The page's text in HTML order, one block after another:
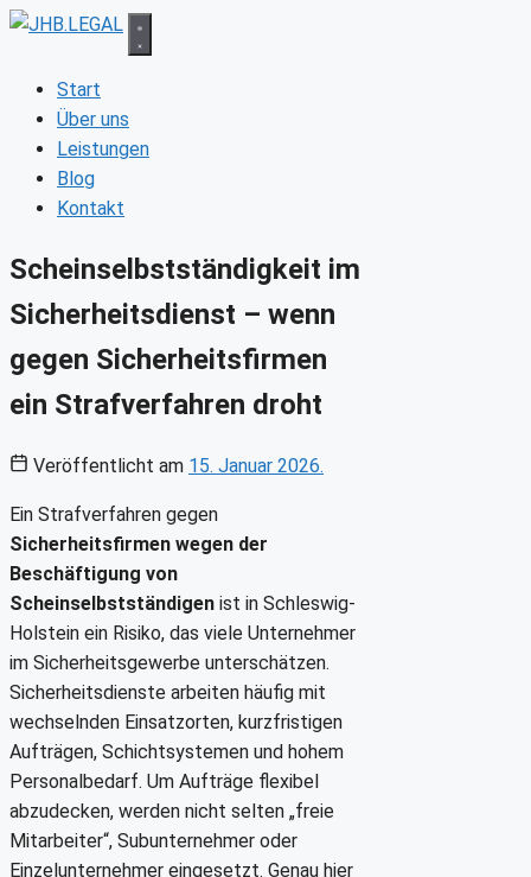
Zum
springenStart
Über uns
Leistungen
Blog
Kontakt
Scheinselbstständigkeit im
Sicherheitsdienst – wenn
gegen Sicherheitsfirmen
ein Strafverfahren droht
Veröffentlicht am 15. Januar 2026.
Ein Strafverfahren gegen
Sicherheitsfirmen wegen der
Beschäftigung von
Scheinselbstständigen ist in Schleswig-
Holstein ein Risiko, das viele Unternehmer
im Sicherheitsgewerbe unterschätzen.
Sicherheitsdienste arbeiten häufig mit
wechselnden Einsatzorten, kurzfristigen
Aufträgen, Schichtsystemen und hohem
Personalbedarf. Um Aufträge flexibel
abzudecken, werden nicht selten „freie
Mitarbeiter“, Subunternehmer oder
Einzelunternehmer eingesetzt. Genau hier